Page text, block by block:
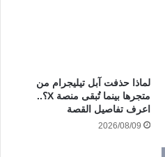
لماذا حذفت آبل تيليجرام من
متجرها بينما تُبقى منصة X؟..
اعرف تفاصيل القصة
2026/08/09